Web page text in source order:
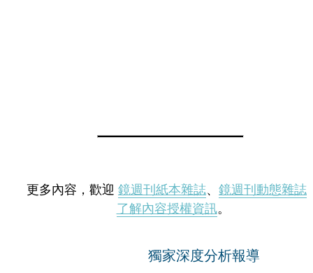
更多內容，歡迎 鏡週刊紙本雜誌、 鏡週刊動態雜誌
了解內容授權資訊。
獨家深度分析報導